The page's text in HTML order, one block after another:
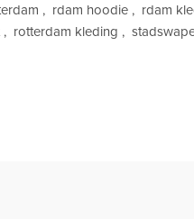
, rdam hoodie , rdam
, rotterdam kleding ,